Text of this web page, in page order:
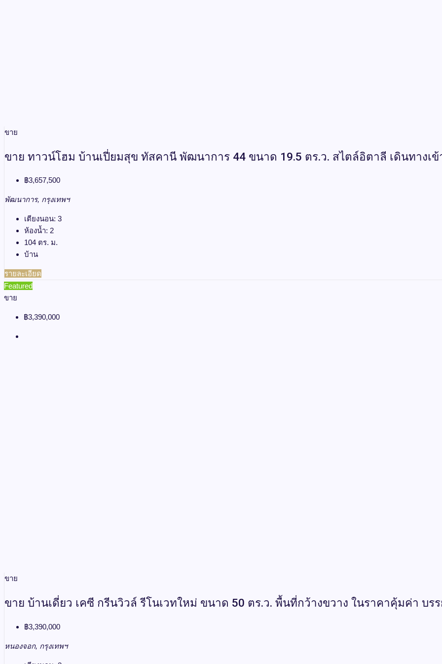
ขาย
ขาย ทาวน์โฮม บ้านเปี่ยมสุข ทัสคานี พัฒนาการ 44 ขนาด 19.5 ตร.ว. สไตล์อิตาลี เดินทางเข้
฿3,657,500
พัฒนาการ, กรุงเทพฯ
เตียงนอน: 3
ห้องน้ำ: 2
104 ตร. ม.
บ้าน
รายละเอียด
Featured
ขาย
฿3,390,000
ขาย
ขาย บ้านเดี่ยว เคซี กรีนวิวล์ รีโนเวทใหม่ ขนาด 50 ตร.ว. พื้นที่กว้างขวาง ในราคาคุ้มค่า บร
฿3,390,000
หนองจอก, กรุงเทพฯ